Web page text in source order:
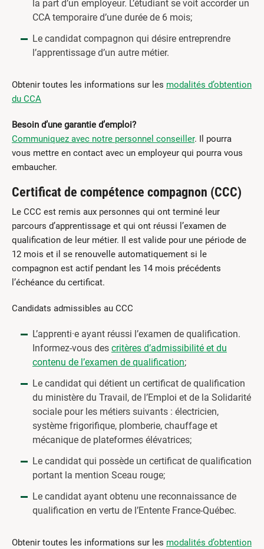
la part d’un employeur. L’étudiant se voit accorder un
CCA temporaire d’une durée de 6 mois;
Le candidat compagnon qui désire entreprendre
l’apprentissage d’un autre métier.
Obtenir toutes les informations sur les modalités d’obtention
du CCA
Besoin d’une garantie d’emploi?
Communiquez avec notre personnel conseiller. Il pourra
vous mettre en contact avec un employeur qui pourra vous
embaucher.
Certificat de compétence compagnon (CCC)
Le CCC est remis aux personnes qui ont terminé leur
parcours d’apprentissage et qui ont réussi l’examen de
qualification de leur métier. Il est valide pour une période de
12 mois et il se renouvelle automatiquement si le
compagnon est actif pendant les 14 mois précédents
l’échéance du certificat.
Candidats admissibles au CCC
L’apprenti·e ayant réussi l’examen de qualification.
Informez-vous des critères d’admissibilité et du
contenu de l’examen de qualification;
Le candidat qui détient un certificat de qualification
du ministère du Travail, de l’Emploi et de la Solidarité
sociale pour les métiers suivants : électricien,
système frigorifique, plomberie, chauffage et
mécanique de plateformes élévatrices;
Le candidat qui possède un certificat de qualification
portant la mention Sceau rouge;
Le candidat ayant obtenu une reconnaissance de
qualification en vertu de l’Entente France-Québec.
Obtenir toutes les informations sur les modalités d’obtention